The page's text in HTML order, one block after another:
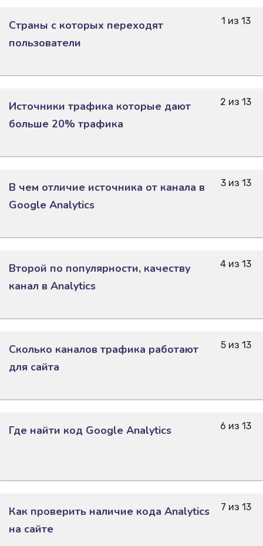
1 из 13
Страны с которых переходят
пользователи
2 из 13
Источники трафика которые дают
больше 20% трафика
3 из 13
В чем отличие источника от канала в
Google Analytics
4 из 13
Второй по популярности, качеству
канал в Analytics
5 из 13
Сколько каналов трафика работают
для сайта
6 из 13
Где найти код Google Analytics
7 из 13
Как проверить наличие кода Analytics
на сайте